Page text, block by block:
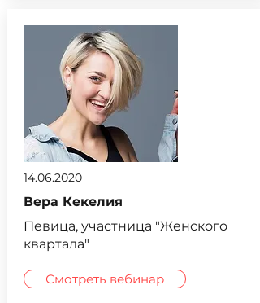
14.06.2020
Вера Кекелия
Певица, участница "Женского
квартала"
Смотреть вебинар